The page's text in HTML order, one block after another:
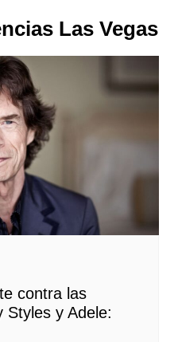
Las Vegas
contra las
Styles y Adele: